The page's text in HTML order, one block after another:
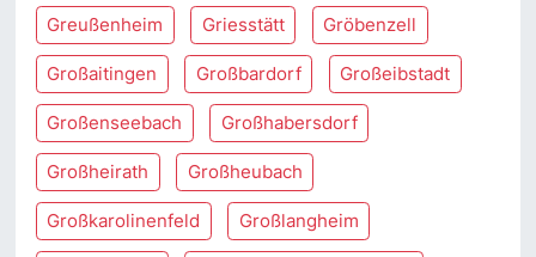
Greußenheim Griesstätt Gröbenzell
Großaitingen Großbardorf Großeibstadt
Großenseebach Großhabersdorf
Großheirath Großheubach
Großkarolinenfeld Großlangheim